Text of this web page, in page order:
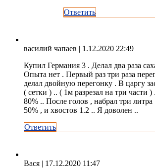
Ответить
василий чапаев | 1.12.2020 22:49
Купил Германия 3 . Делал два раза
Опыта нет . Первый раз три раза
делал двойную перегонку . В царгу
( сетки ) .. ( 1м разрезал на три части
80% .. После голов , набрал три литра
50% , и хвостов 1.2 .. Я доволен ..
Ответить
Вася | 17.12.2020 11:47